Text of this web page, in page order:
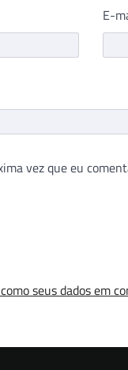
E-
vez que eu
seus dados em